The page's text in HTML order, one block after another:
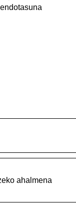
ahalmena